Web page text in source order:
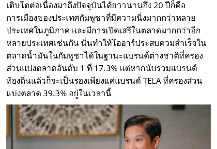
เติบโตต่อเนื่องมาถึงปัจจุบันได้ยาวนานถึง 20 ปีก็คือ
การเมืองของประเทศกัมพูชาที่มีความนิ่งมากกว่าหลาย
ประเทศในภูมิภาค และมีการเปิดเสรีในตลาดมากกว่าอีก
หลายประเทศเช่นกัน นั่นทำให้โออาร์ประสบควมสำเร็จใน
ตลาดน้ำมันในกัมพูชาได้ในฐานะแบรนด์ต่างชาติที่ครอง
ส่วนแบ่งตลาดอันดับ 1 ที่ 17.3% แต่หากนับรวมแบรนด์
ท้องถิ่นแล้วก็จะเป็นรองเพียงแค่แบรนด์ TELA ที่ครองส่วน
แบ่งตลาด 39.3% อยู่ในเวลานี้